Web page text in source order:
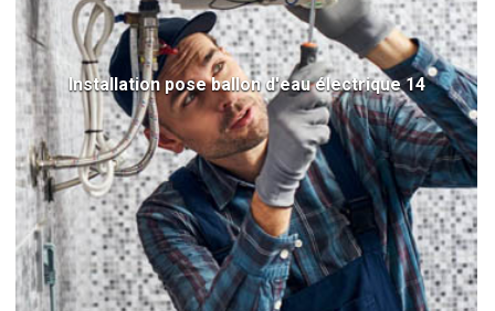
Installation pose ballon d'eau électrique 14